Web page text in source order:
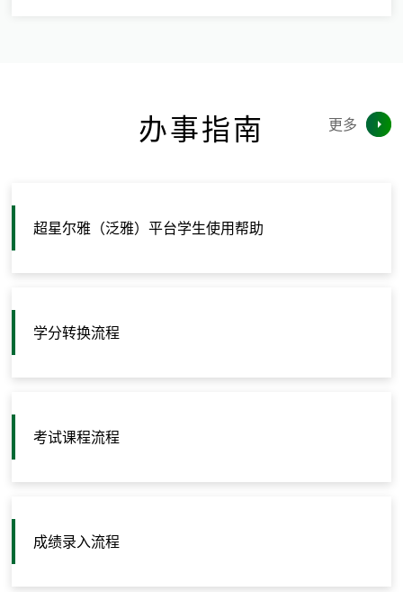
办事指南 更多
超星尔雅（泛雅）平台学生使用帮助
学分转换流程
考试课程流程
成绩录入流程